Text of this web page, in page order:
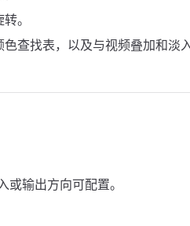
。
查找表，以及与视频叠加和淡
输出方向可配置。